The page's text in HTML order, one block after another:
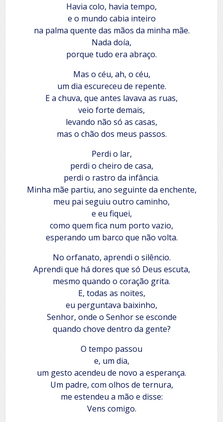
Havia colo, havia tempo,
e o mundo cabia inteiro
na palma quente das mãos da minha mãe.
Nada doía,
porque tudo era abraço.
Mas o céu, ah, o céu,
um dia escureceu de repente.
E a chuva, que antes lavava as ruas,
veio forte demais,
levando não só as casas,
mas o chão dos meus passos.
Perdi o lar,
perdi o cheiro de casa,
perdi o rastro da infância.
Minha mãe partiu, ano seguinte da enchente,
meu pai seguiu outro caminho,
e eu fiquei,
como quem fica num porto vazio,
esperando um barco que não volta.
No orfanato, aprendi o silêncio.
Aprendi que há dores que só Deus escuta,
mesmo quando o coração grita.
E, todas as noites,
eu perguntava baixinho,
Senhor, onde o Senhor se esconde
quando chove dentro da gente?
O tempo passou
e, um dia,
um gesto acendeu de novo a esperança.
Um padre, com olhos de ternura,
me estendeu a mão e disse:
Vens comigo.